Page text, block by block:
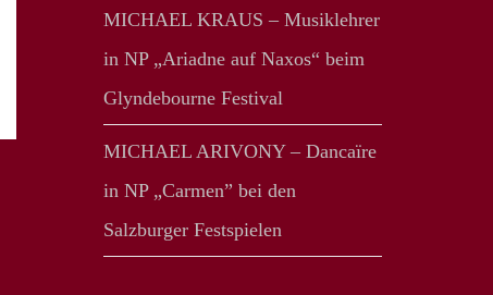
MICHAEL KRAUS – Musiklehrer
in NP „Ariadne auf Naxos“ beim
Glyndebourne Festival
MICHAEL ARIVONY – Dancaïre
in NP „Carmen” bei den
Salzburger Festspielen